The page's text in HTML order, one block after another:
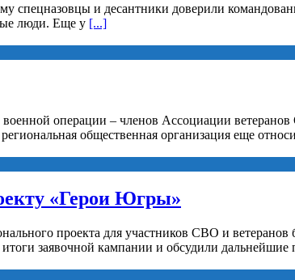
спецназовцы и десантники доверили
люди. Еще у [...]
операции – членов Ассоциации
общественная организация еще
«Герои Югры»
проекта для участников СВО и
заявочной кампании и обсудили дальнейшие